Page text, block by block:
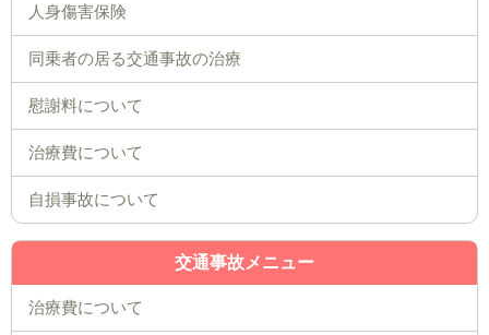
人身傷害保険
同乗者の居る交通事故の治療
慰謝料について
治療費について
自損事故について
交通事故メニュー
治療費について